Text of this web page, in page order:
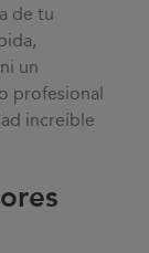
de tu
un
profesional
increíble